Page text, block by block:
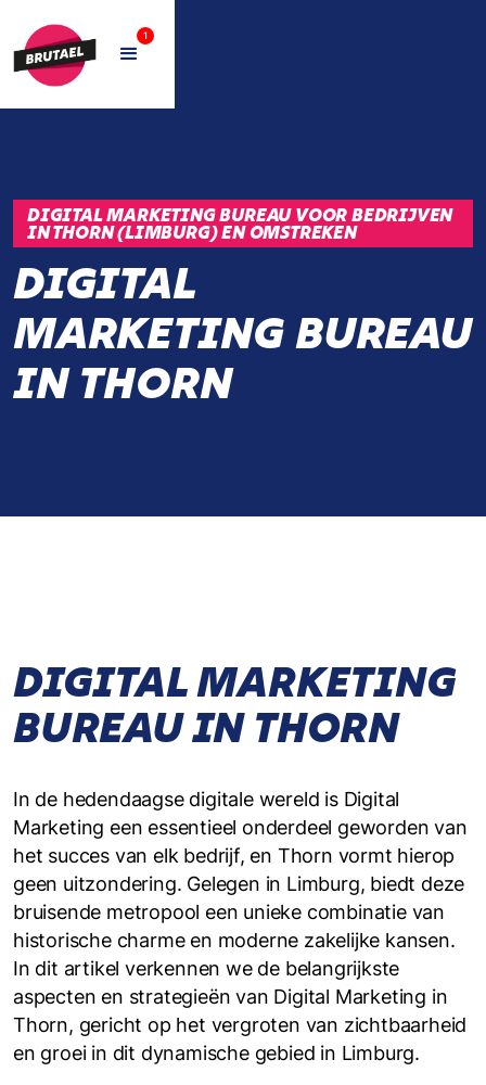
1
DIGITAL MARKETING BUREAU VOOR BEDRIJVEN
IN THORN (LIMBURG) EN OMSTREKEN
DIGITAL
MARKETING BUREAU
IN THORN
DIGITAL MARKETING
BUREAU IN THORN
In de hedendaagse digitale wereld is Digital
Marketing een essentieel onderdeel geworden van
het succes van elk bedrijf, en Thorn vormt hierop
geen uitzondering. Gelegen in Limburg, biedt deze
bruisende metropool een unieke combinatie van
historische charme en moderne zakelijke kansen.
In dit artikel verkennen we de belangrijkste
aspecten en strategieën van Digital Marketing in
Thorn, gericht op het vergroten van zichtbaarheid
en groei in dit dynamische gebied in Limburg.